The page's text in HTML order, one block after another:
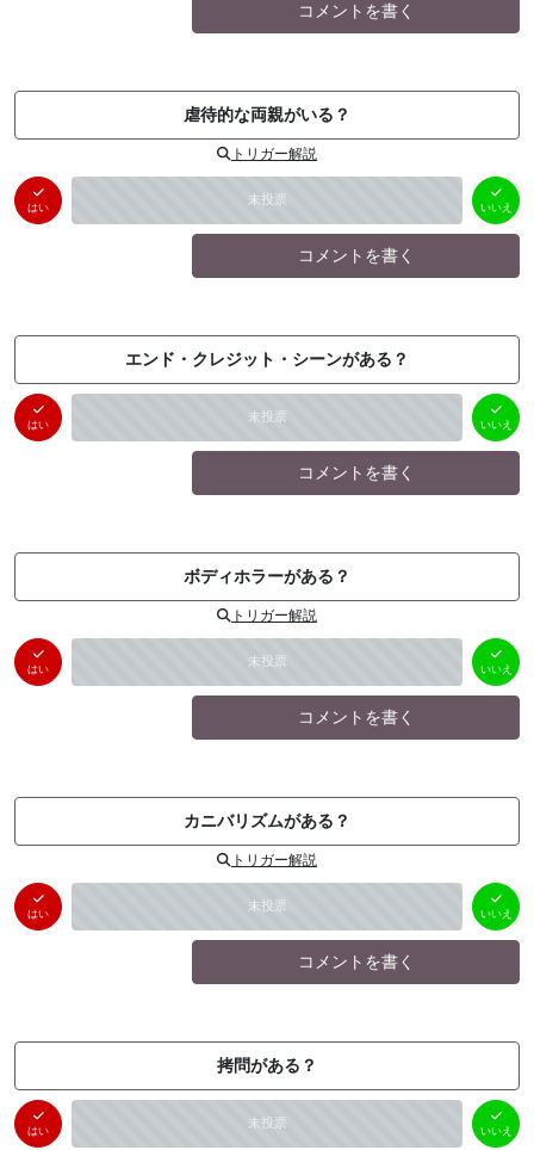
コメントを書く
虐待的な両親がいる？
トリガー解説
はい 未投票
いいえ
（ 0件）
いいえ
コメントを書く
エンド・クレジット・シーンがある？
はい 未投票
いいえ
（ 0件）
いいえ
コメントを書く
ボディホラーがある？
トリガー解説
はい 未投票
いいえ
（ 0件）
いいえ
コメントを書く
カニバリズムがある？
トリガー解説
はい 未投票
いいえ
（ 0件）
いいえ
コメントを書く
拷問がある？
はい 未投票
いいえ
（ 0件）
いいえ